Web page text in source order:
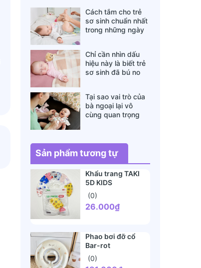
Cách tắm cho trẻ
sơ sinh chuẩn nhất
trong những ngày
lòng
Chỉ cần nhìn dấu
hiệu này là biết trẻ
sơ sinh đã bú no
không biết
Tại sao vai trò của
bà ngoại lại vô
cùng quan trọng
bất ngờ
Sản phẩm tương tự
Khẩu trang TAKI
5D KIDS
(0)
26.000₫
Phao bơi đỡ cổ
Bar-rot
(0)